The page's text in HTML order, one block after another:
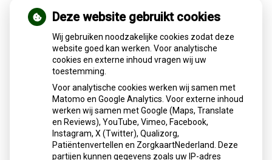
Krijgt u bij de apotheek een ander doosje mee? Misschien
is uw oude (merk)medicijn vervangen door een merkloos
medicijn. Even goed, en goedkoper.
Merkloos medicijn is goedkoper
Werkzame stof merkloos medicijn is hetzelfde
Keuze merk(loos) medicijn
Deze website gebruikt cookies
Wij gebruiken noodzakelijke cookies zodat deze
website goed kan werken. Voor analytische
cookies en externe inhoud vragen wij uw
toestemming.
Voor analytische cookies werken wij samen met
Matomo en Google Analytics. Voor externe inhoud
werken wij samen met Google (Maps, Translate
en Reviews), YouTube, Vimeo, Facebook,
Instagram, X (Twitter), Qualizorg,
Patiëntenvertellen en ZorgkaartNederland. Deze
partijen kunnen gegevens zoals uw IP-adres